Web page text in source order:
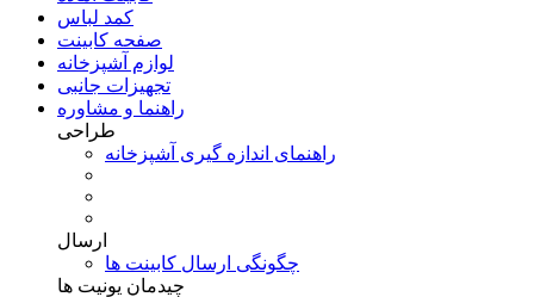
کمد لباس
صفحه کابینت
لوازم آشپزخانه
تجهیزات جانبی
راهنما و مشاوره
طراحی
راهنمای اندازه گیری آشپزخانه
ارسال
چگونگی ارسال کابینت ها
چیدمان یونیت ها